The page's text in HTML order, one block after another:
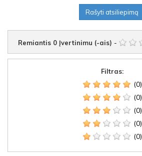
Rašyti atsiliepimą
Remiantis 0 Įvertinimu (-ais) -
Filtras:
(0)
(0)
(0)
(0)
(0)